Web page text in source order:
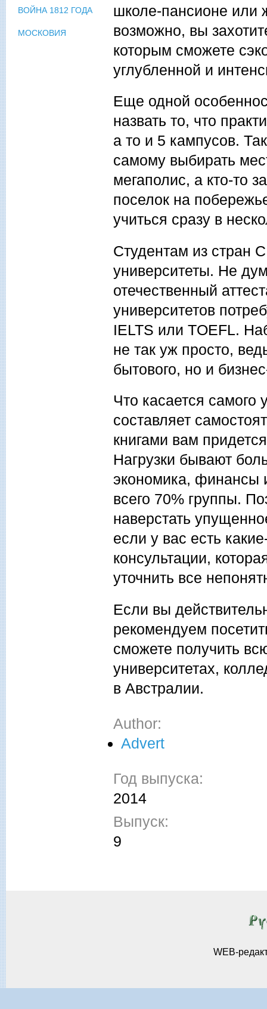
школе-пансионе или
возможно, вы
которым сможете
углубленной и
Еще одной
назвать то, что
а то и 5 кампусов.
самому выбирать
мегаполис, а кто-то
поселок на
учиться сразу в
Студентам из стран
университеты. Не
отечественный
университетов
IELTS или TOEFL.
не так уж просто,
бытового, но и
Что касается самого
составляет
книгами вам
Нагрузки бывают
экономика, финансы
всего 70% группы.
наверстать
если у вас есть
консультации,
уточнить все
Если вы
рекомендуем
сможете получить
университетах,
в Австралии.
Author:
Advert
Год выпуска:
2014
Выпуск:
9
ВОЙНА 1812 ГОДА
МОСКОВИЯ
WEB-